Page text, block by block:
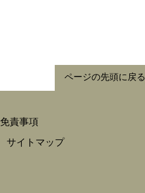
ページの先頭に戻る
免責事項
サイトマップ